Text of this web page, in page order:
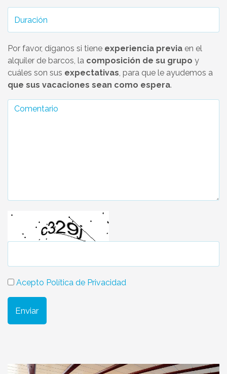
Por favor, díganos si tiene experiencia previa en el
alquiler de barcos, la composición de su grupo y
cuáles son sus expectativas, para que le ayudemos a
que sus vacaciones sean como espera.
Acepto Política de Privacidad